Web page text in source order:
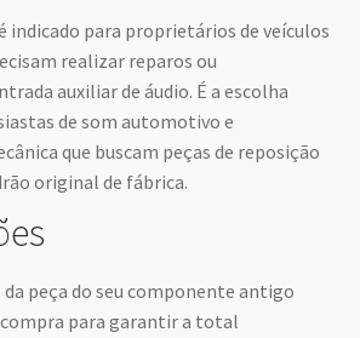
indicado para proprietários de veículos
realizar reparos ou
auxiliar de áudio. É a escolha
de som automotivo e
que buscam peças de reposição
original de fábrica.
peça do seu componente antigo
para garantir a total